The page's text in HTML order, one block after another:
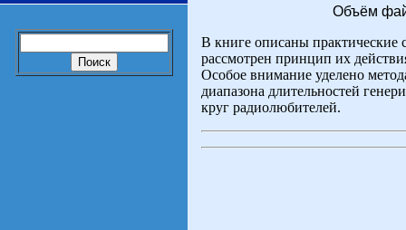
Объём
В книге описаны практические
рассмотрен принцип их
Особое внимание уделено
диапазона длительностей
круг радиолюбителей.